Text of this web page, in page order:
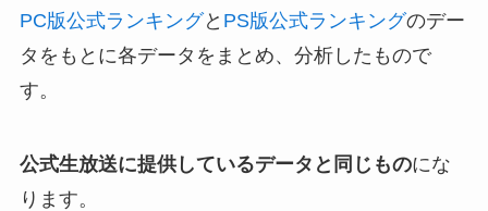
PC版公式ランキングと PS版公式ランキングのデー
タをもとに各データをまとめ、分析したもので
す。
公式生放送に提供しているデータと同じものにな
ります。